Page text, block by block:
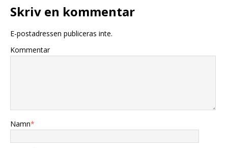
Skriv en kommentar
E-postadressen publiceras inte.
Kommentar
Namn*